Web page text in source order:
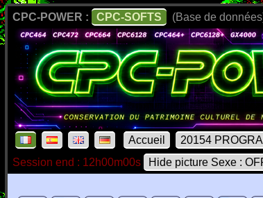
CPC-POWER : CPC-SOFTS (Base de
Accueil 20154
Session end : 12h00m00s
Hide picture Sexe :